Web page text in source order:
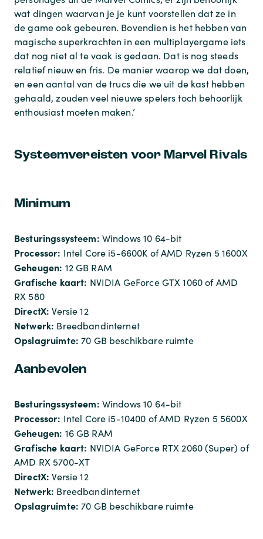
wat dingen waarvan je je kunt voorstellen dat ze in
de game ook gebeuren. Bovendien is het hebben van
magische superkrachten in een multiplayergame iets
dat nog niet al te vaak is gedaan. Dat is nog steeds
relatief nieuw en fris. De manier waarop we dat doen,
en een aantal van de trucs die we uit de kast hebben
gehaald, zouden veel nieuwe spelers toch behoorlijk
enthousiast moeten maken.’
Systeemvereisten voor Marvel Rivals
Minimum
Besturingssysteem: Windows 10 64-bit
Processor: Intel Core i5-6600K of AMD Ryzen 5 1600X
Geheugen: 12 GB RAM
Grafische kaart: NVIDIA GeForce GTX 1060 of AMD
RX 580
DirectX: Versie 12
Netwerk: Breedbandinternet
Opslagruimte: 70 GB beschikbare ruimte
Aanbevolen
Besturingssysteem: Windows 10 64-bit
Processor: Intel Core i5-10400 of AMD Ryzen 5 5600X
Geheugen: 16 GB RAM
Grafische kaart: NVIDIA GeForce RTX 2060 (Super) of
AMD RX 5700-XT
DirectX: Versie 12
Netwerk: Breedbandinternet
Opslagruimte: 70 GB beschikbare ruimte